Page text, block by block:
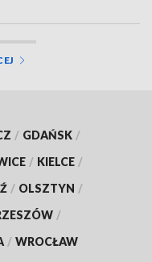
/ GDAŃSK /
/ KIELCE /
/ OLSZTYN /
/
/ WROCŁAW